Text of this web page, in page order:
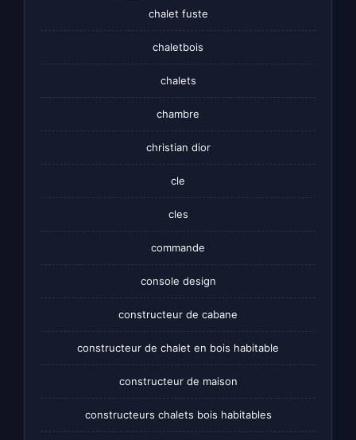
chalet fuste
chaletbois
chalets
chambre
christian dior
cle
cles
commande
console design
constructeur de cabane
constructeur de chalet en bois habitable
constructeur de maison
constructeurs chalets bois habitables